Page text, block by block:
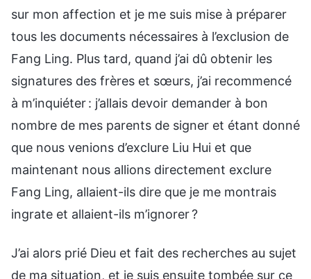
sur mon affection et je me suis mise à préparer
tous les documents nécessaires à l’exclusion de
Fang Ling. Plus tard, quand j’ai dû obtenir les
signatures des frères et sœurs, j’ai recommencé
à m’inquiéter : j’allais devoir demander à bon
nombre de mes parents de signer et étant donné
que nous venions d’exclure Liu Hui et que
maintenant nous allions directement exclure
Fang Ling, allaient-ils dire que je me montrais
ingrate et allaient-ils m’ignorer ?
J’ai alors prié Dieu et fait des recherches au sujet
de ma situation, et je suis ensuite tombée sur ce